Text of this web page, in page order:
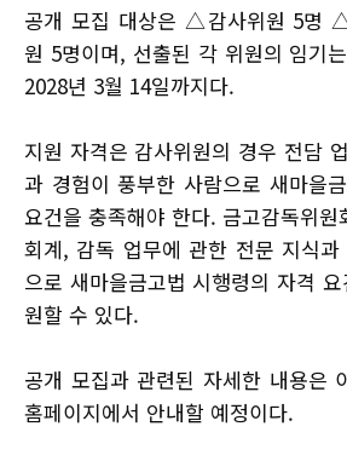
공개 모집 대상은 △감사위원 5명
원 5명이며, 선출된 각 위원의 임기
2028년 3월 14일까지다.
지원 자격은 감사위원의 경우 전담
과 경험이 풍부한 사람으로 새마을
요건을 충족해야 한다. 금고감독위
회계, 감독 업무에 관한 전문 지식
으로 새마을금고법 시행령의 자격
원할 수 있다.
공개 모집과 관련된 자세한 내용은
홈페이지에서 안내할 예정이다.